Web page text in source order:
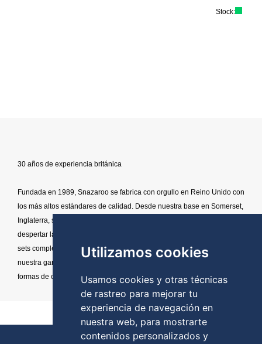
Utilizamos cookies
Usamos cookies y otras técnicas
de rastreo para mejorar tu
experiencia de navegación en
nuestra web, para mostrarte
contenidos personalizados y
Stock:
30 años de experiencia británica
Fundada en 1989, Snazaroo se fabrica con orgullo en Reino Unido con
los más altos estándares de calidad. Desde nuestra base en Somerset,
Inglaterra, soñamos con materiales de pintura facial y corporal para
despertar la imaginación de todo el mundo. Con colores individuales y
sets completos, guías paso a paso, herramientas y efectos especiales,
nuestra gama está en constante evolución para ofrecerte nuevas
formas de crear.